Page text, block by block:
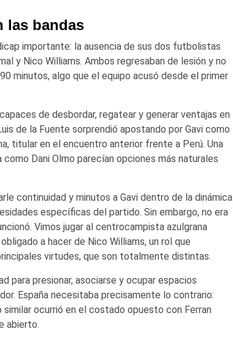
las bandas
importante: la ausencia de sus dos futbolistas
y Nico Williams. Ambos regresaban de lesión y no
minutos, algo que el equipo acusó desde el primer
de desbordar, regatear y generar ventajas en
de la Fuente sorprendió apostando por Gavi como
titular en el encuentro anterior frente a Perú. Una
Dani Olmo parecían opciones más naturales
continuidad y minutos a Gavi dentro de la dinámica
específicas del partido. Sin embargo, no era
Vimos jugar al centrocampista azulgrana
a hacer de Nico Williams, un rol que
virtudes, que son totalmente distintas.
para presionar, asociarse y ocupar espacios
España necesitaba precisamente lo contrario:
ocurrió en el costado opuesto con Ferran
abierto.